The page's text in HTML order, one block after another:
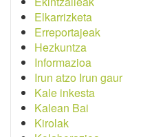
Elkarrizketa
Erreportajeak
Hezkuntza
Informazioa
Irun atzo Irun gaur
Kale inkesta
Kalean Bai
Kirolak